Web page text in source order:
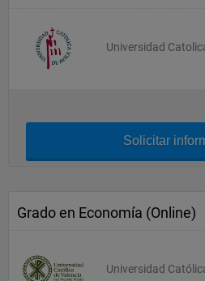
Universidad
Solicitar
Grado en Economía (Online)
Universidad